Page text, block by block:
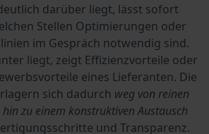
darüber liegt, lässt sofort
Stellen Optimierungen oder
im Gespräch notwendig sind.
liegt, zeigt Effizienzvorteile oder
eines Lieferanten. Die
sich dadurch weg von reinen
zu einem konstruktiven Austausch
und Transparenz.